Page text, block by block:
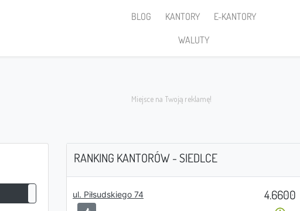
BLOG KANTORY
E-KANTORY
WALUTY
Sprzedaję
RANKING KANTORÓW - SIEDLCE
ul. Piłsudskiego 74 4.6600